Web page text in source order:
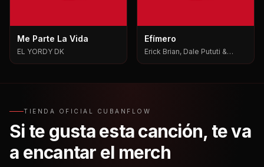
Me Parte La Vida
EL YORDY DK
Efímero
Erick Brian, Dale Pututi &
TIENDA OFICIAL CUBANFLOW
Si te gusta esta canción, te va
a encantar el merch